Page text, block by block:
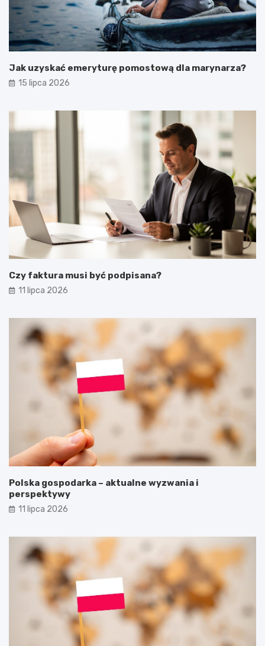
Jak uzyskać emeryturę pomostową dla marynarza?
15 lipca 2026
Czy faktura musi być podpisana?
11 lipca 2026
Polska gospodarka – aktualne wyzwania i
perspektywy
11 lipca 2026